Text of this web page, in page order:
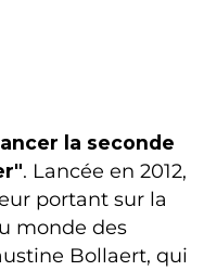
la seconde
. Lancée en 2012,
portant sur la
monde des
Bollaert, qui